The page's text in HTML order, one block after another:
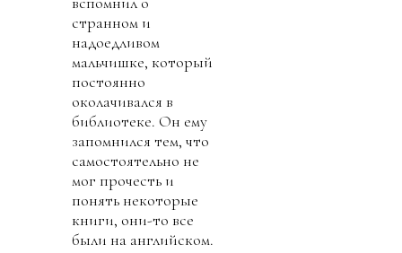
странном и
надоедливом
мальчишке, который
постоянно
околачивался в
библиотеке. Он ему
запомнился тем, что
самостоятельно не
мог прочесть и
понять некоторые
книги, они-то все
были на английском.